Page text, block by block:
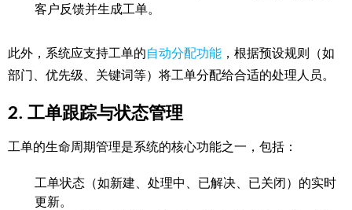
客户反馈并生成工单。
此外，系统应支持工单的自动分配功能 ，根据预设规则（如
部门、优先级、关键词等）将工单分配给合适的处理人员。
2. 工单跟踪与状态管理
工单的生命周期管理是系统的核心功能之一，包括：
工单状态（如新建、处理中、已解决、已关闭）的实时
更新。